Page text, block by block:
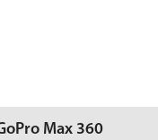
Max 360